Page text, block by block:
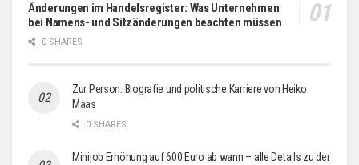
Änderungen im Handelsregister: Was Unternehmen
bei Namens- und Sitzänderungen beachten müssen
0 SHARES
Zur Person: Biografie und politische Karriere von Heiko
Maas
0 SHARES
Minijob Erhöhung auf 600 Euro ab wann – alle Details zu der